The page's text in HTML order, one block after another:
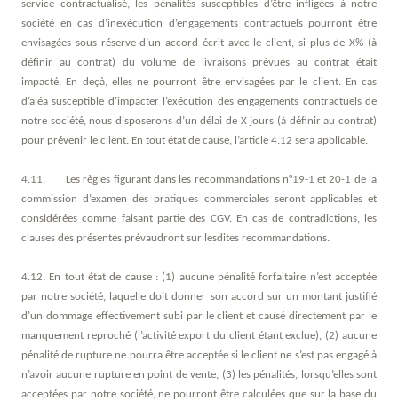
service contractualisé, les pénalités susceptibles d’être infligées à notre
société en cas d’inexécution d’engagements contractuels pourront être
envisagées sous réserve d’un accord écrit avec le client, si plus de X% (à
définir au contrat) du volume de livraisons prévues au contrat était
impacté. En deçà, elles ne pourront être envisagées par le client. En cas
d’aléa susceptible d’impacter l’exécution des engagements contractuels de
notre société, nous disposerons d’un délai de X jours (à définir au contrat)
pour prévenir le client. En tout état de cause, l’article 4.12 sera applicable.
4.11. Les règles figurant dans les recommandations n°19-1 et 20-1 de la
commission d’examen des pratiques commerciales seront applicables et
considérées comme faisant partie des CGV. En cas de contradictions, les
clauses des présentes prévaudront sur lesdites recommandations.
4.12. En tout état de cause : (1) aucune pénalité forfaitaire n’est acceptée
par notre société, laquelle doit donner son accord sur un montant justifié
d’un dommage effectivement subi par le client et causé directement par le
manquement reproché (l’activité export du client étant exclue), (2) aucune
pénalité de rupture ne pourra être acceptée si le client ne s’est pas engagé à
n’avoir aucune rupture en point de vente, (3) les pénalités, lorsqu’elles sont
acceptées par notre société, ne pourront être calculées que sur la base du